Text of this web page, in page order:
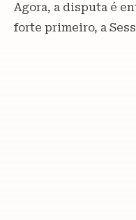
Agora, a disputa é
forte primeiro, a